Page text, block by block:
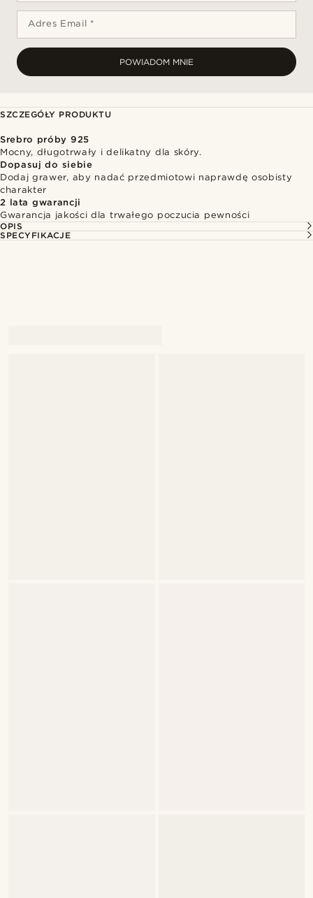
Adres Email *
POWIADOM MNIE
SZCZEGÓŁY PRODUKTU
Srebro próby 925
Mocny, długotrwały i delikatny dla skóry.
Dopasuj do siebie
Dodaj grawer, aby nadać przedmiotowi naprawdę osobisty
charakter
2 lata gwarancji
Gwarancja jakości dla trwałego poczucia pewności
OPIS
SPECYFIKACJE